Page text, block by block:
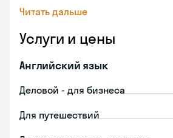
Читать дальше
Услуги и цены
Английский язык
Деловой - для бизнеса
Для путешествий